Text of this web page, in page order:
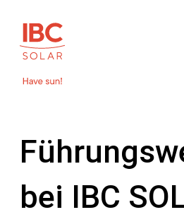
bei IBC